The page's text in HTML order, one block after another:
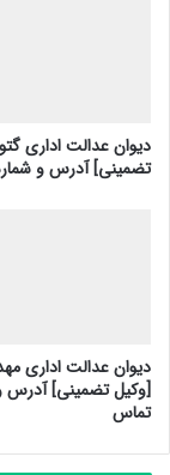
دیوان عدالت اداری
تضمینی] آدرس و
دیوان عدالت اداری
[وکیل تضمینی] آدرس
تماس